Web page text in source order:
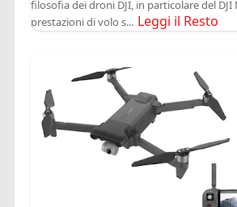
filosofia dei droni DJI, in particolare del DJI
prestazioni di volo s... Leggi il Resto